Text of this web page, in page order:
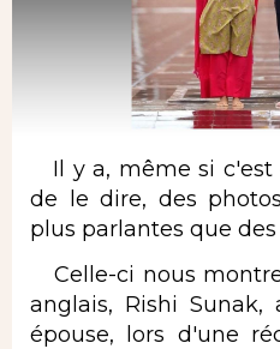
Il y a, même si c'est
de le dire, des
plus parlantes que
Celle-ci nous
anglais, Rishi Sunak,
épouse, lors d'une